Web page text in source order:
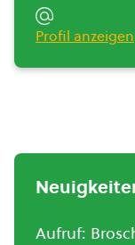
Profil anzeigen
Aufruf: